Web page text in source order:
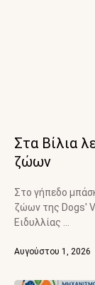
Στα Βίλια
ζώων
Στο γήπεδο
ζώων της Dogs'
Ειδυλλίας …
Αυγούστου 1, 2026